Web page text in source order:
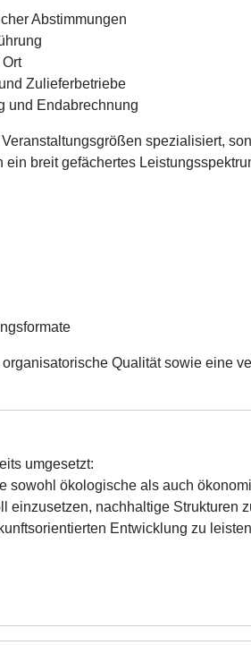
Abstimmungen
Zulieferbetriebe
und Endabrechnung
spezialisiert,
breit gefächertes
Qualität sowie eine
umgesetzt:
sowohl ökologische als auch
einzusetzen, nachhaltige Strukturen
Entwicklung zu